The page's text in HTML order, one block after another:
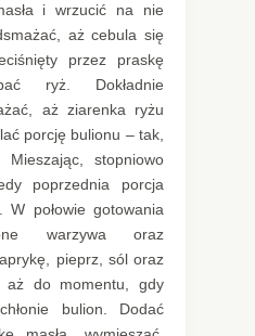
i wrzucić na nie
aż cebula się
przez praskę
ryż. Dokładnie
aż ziarenka ryżu
porcję bulionu – tak,
Mieszając, stopniowo
poprzednia porcja
W połowie gotowania
warzywa oraz
pieprz, sól oraz
aż do momentu, gdy
bulion. Dodać